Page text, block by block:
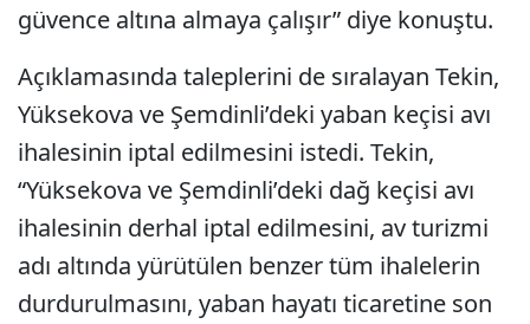
güvence altına almaya çalışır” diye konuştu.
Açıklamasında taleplerini de sıralayan Tekin,
Yüksekova ve Şemdinli’deki yaban keçisi avı
ihalesinin iptal edilmesini istedi. Tekin,
“Yüksekova ve Şemdinli’deki dağ keçisi avı
ihalesinin derhal iptal edilmesini, av turizmi
adı altında yürütülen benzer tüm ihalelerin
durdurulmasını, yaban hayatı ticaretine son